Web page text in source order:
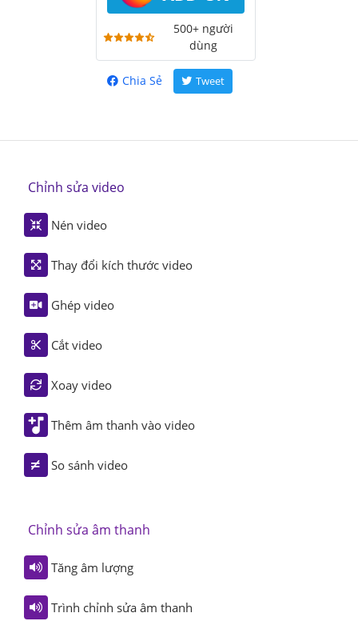
500+ người
dùng
Chia Sẻ Tweet
Chỉnh sửa video
Nén video
Thay đổi kích thước video
Ghép video
Cắt video
Xoay video
Thêm âm thanh vào video
So sánh video
Chỉnh sửa âm thanh
Tăng âm lượng
Trình chỉnh sửa âm thanh